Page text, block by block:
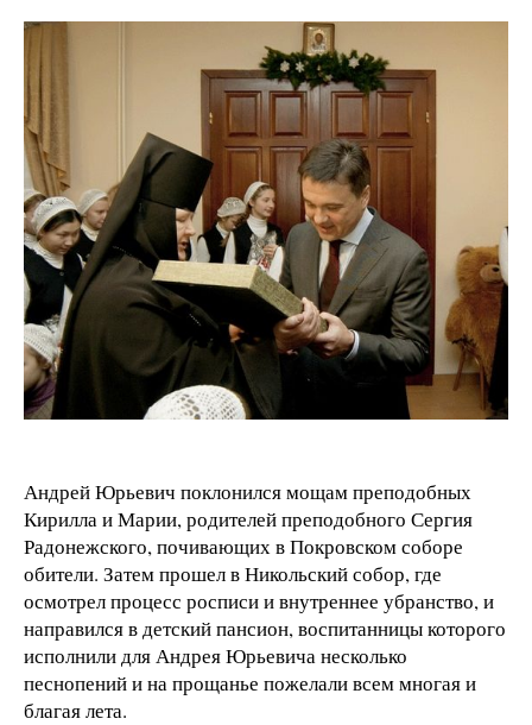
Андрей Юрьевич поклонился мощам преподобных
Кирилла и Марии, родителей преподобного Сергия
Радонежского, почивающих в Покровском соборе
обители. Затем прошел в Никольский собор, где
осмотрел процесс росписи и внутреннее убранство, и
направился в детский пансион, воспитанницы которого
исполнили для Андрея Юрьевича несколько
песнопений и на прощанье пожелали всем многая и
благая лета.